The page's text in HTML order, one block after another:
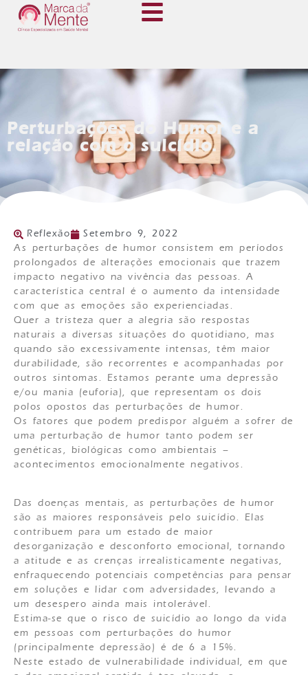
Perturbações do Humor e a
relação com o suicídio.
Reflexão
Setembro 9, 2022
As perturbações de humor consistem em períodos
prolongados de alterações emocionais que trazem
impacto negativo na vivência das pessoas. A
característica central é o aumento da intensidade
com que as emoções são experienciadas.
Quer a tristeza quer a alegria são respostas
naturais a diversas situações do quotidiano, mas
quando são excessivamente intensas, têm maior
durabilidade, são recorrentes e acompanhadas por
outros sintomas. Estamos perante uma depressão
e/ou mania (euforia), que representam os dois
polos opostos das perturbações de humor.
Os fatores que podem predispor alguém a sofrer de
uma perturbação de humor tanto podem ser
genéticas, biológicas como ambientais –
acontecimentos emocionalmente negativos.
Das doenças mentais, as perturbações de humor
são as maiores responsáveis pelo suicídio. Elas
contribuem para um estado de maior
desorganização e desconforto emocional, tornando
a atitude e as crenças irrealisticamente negativas,
enfraquecendo potenciais competências para pensar
em soluções e lidar com adversidades, levando a
um desespero ainda mais intolerável.
Estima-se que o risco de suicídio ao longo da vida
em pessoas com perturbações do humor
(principalmente depressão) é de 6 a 15%.
Neste estado de vulnerabilidade individual, em que